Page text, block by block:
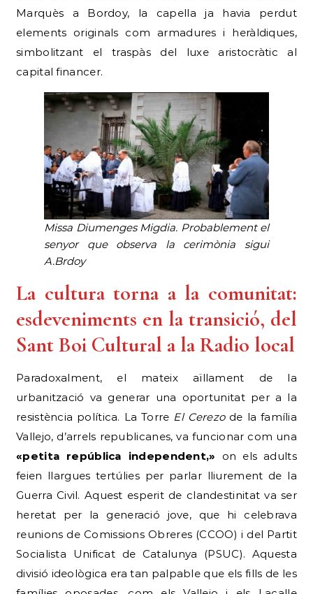
Marquès a Bordoy, la capella ja havia perdut
elements originals com armadures i heràldiques,
simbolitzant el traspàs del luxe aristocràtic al
capital financer.
Missa Diumenges Migdia. Probablement el
senyor que observa la cerimònia sigui
A.Brdoy
La cultura torna a la comunitat:
esdeveniments en la transició, del
Sant Boi Cultural a la Radio local
Paradoxalment, el mateix aïllament de la
urbanització va generar una oportunitat per a la
resistència política. La Torre El Cerezode la família
Vallejo, d’arrels republicanes, va funcionar com una
«petita república independent,» on els adults
feien llargues tertúlies per parlar lliurement de la
Guerra Civil. Aquest esperit de clandestinitat va ser
heretat per la generació jove, que hi celebrava
reunions de Comissions Obreres (CCOO) i del Partit
Socialista Unificat de Catalunya (PSUC). Aquesta
divisió ideològica era tan palpable que els fills de les